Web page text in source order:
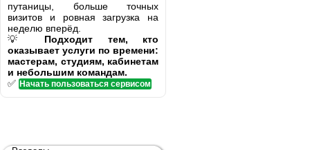
путаницы, больше точных
визитов и ровная загрузка на
неделю вперёд.
💡 Подходит тем, кто
оказывает услуги по времени:
мастерам, студиям, кабинетам
и небольшим командам.
✅ Начать пользоваться сервисом